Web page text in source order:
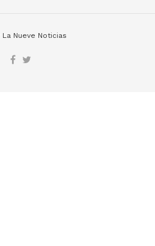
La Nueve Noticias